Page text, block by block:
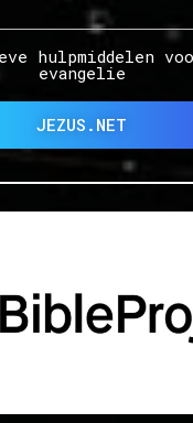
hulpmiddelen
evangelie
JEZUS.NET